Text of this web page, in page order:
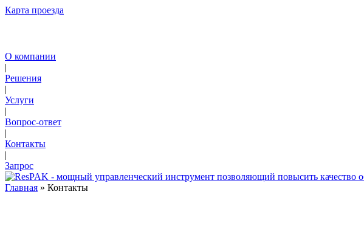
Карта проезда
О компании
|
Решения
|
Услуги
|
Вопрос-ответ
|
Контакты
|
Запрос
Главная » Контакты